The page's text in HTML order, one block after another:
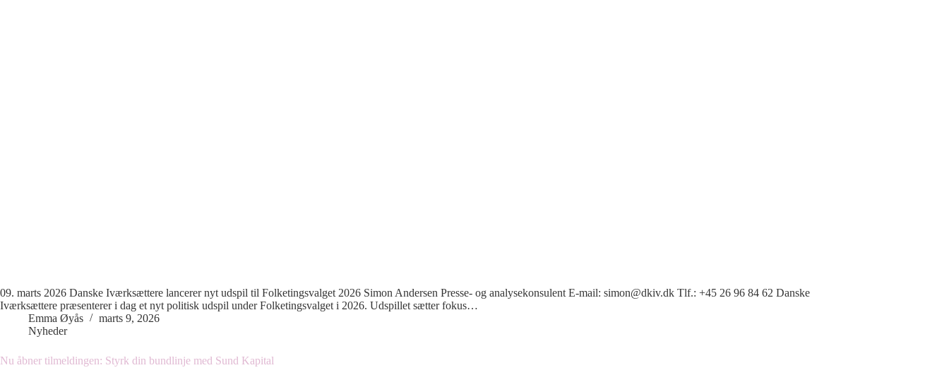
09. marts 2026 Danske Iværksættere lancerer nyt udspil til Folketingsvalget 2026 Simon Andersen Presse- og analysekonsulent E-mail: simon@dkiv.dk Tlf.: +45 26 96 84 62 Danske
Iværksættere præsenterer i dag et nyt politisk udspil under Folketingsvalget i 2026. Udspillet sætter fokus…
Emma Øyås
marts 9, 2026
Nyheder
Nu åbner tilmeldingen: Styrk din bundlinje med Sund Kapital